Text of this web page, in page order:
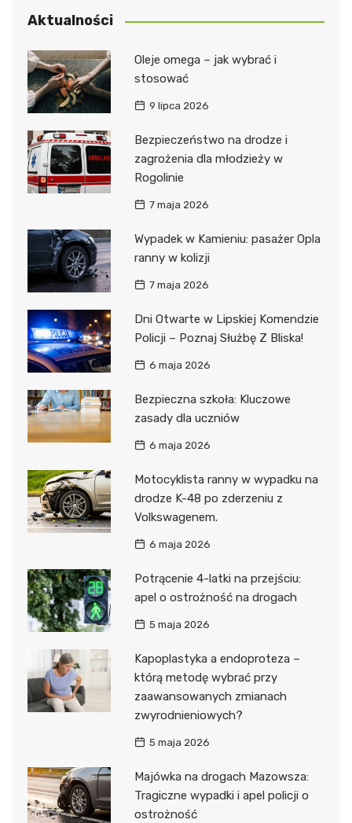
Aktualności
Oleje omega – jak wybrać i
stosować
9 lipca 2026
Bezpieczeństwo na drodze i
zagrożenia dla młodzieży w
Rogolinie
7 maja 2026
Wypadek w Kamieniu: pasażer Opla
ranny w kolizji
7 maja 2026
Dni Otwarte w Lipskiej Komendzie
Policji – Poznaj Służbę Z Bliska!
6 maja 2026
Bezpieczna szkoła: Kluczowe
zasady dla uczniów
6 maja 2026
Motocyklista ranny w wypadku na
drodze K-48 po zderzeniu z
Volkswagenem.
6 maja 2026
Potrącenie 4-latki na przejściu:
apel o ostrożność na drogach
5 maja 2026
Kapoplastyka a endoproteza –
którą metodę wybrać przy
zaawansowanych zmianach
zwyrodnieniowych?
5 maja 2026
Majówka na drogach Mazowsza:
Tragiczne wypadki i apel policji o
ostrożność